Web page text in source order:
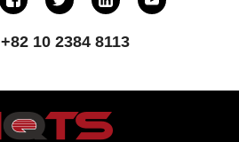
+82 10 2384 8113